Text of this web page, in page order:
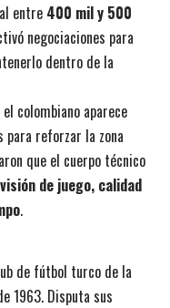
entre 400 mil y 500
negociaciones para
dentro de la
colombiano aparece
para reforzar la zona
que el cuerpo técnico
visión de juego, calidad
.
de fútbol turco de la
1963. Disputa sus